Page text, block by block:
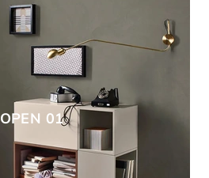
OPEN 01